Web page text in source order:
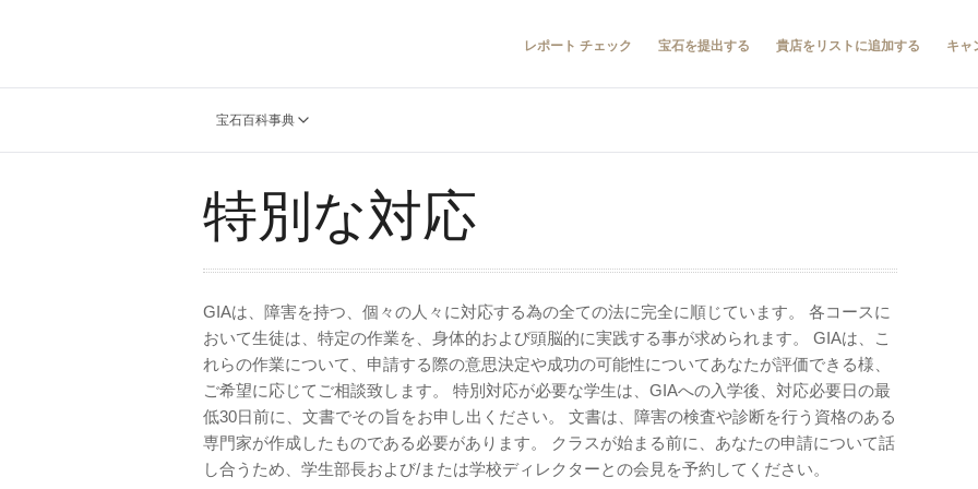
レポート チェック 宝石を提出する 貴店をリストに追加する キャ
宝石百科事典
特別な対応
GIAは、障害を持つ、個々の人々に対応する為の全ての法に完全に順じています。 各コースに
おいて生徒は、特定の作業を、身体的および頭脳的に実践する事が求められます。 GIAは、こ
れらの作業について、申請する際の意思決定や成功の可能性についてあなたが評価できる様、
ご希望に応じてご相談致します。 特別対応が必要な学生は、GIAへの入学後、対応必要日の最
低30日前に、文書でその旨をお申し出ください。 文書は、障害の検査や診断を行う資格のある
専門家が作成したものである必要があります。 クラスが始まる前に、あなたの申請について話
し合うため、学生部長および/または学校ディレクターとの会見を予約してください。